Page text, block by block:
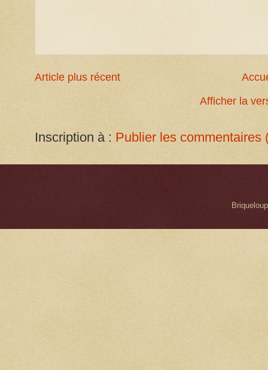
Article plus récent
Afficher la
Inscription à : Publier les commentaires